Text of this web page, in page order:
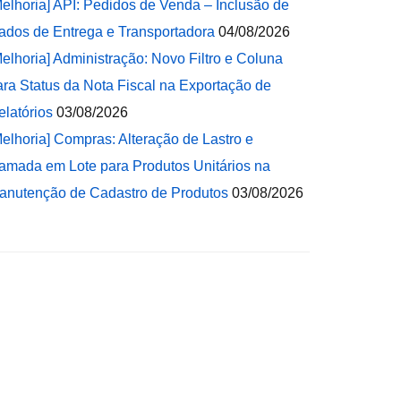
API: Pedidos de Venda – Inclusão de
de Entrega e Transportadora 04/08/2026
Administração: Novo Filtro e Coluna
Status da Nota Fiscal na Exportação de
03/08/2026
Compras: Alteração de Lastro e
em Lote para Produtos Unitários na
de Cadastro de Produtos 03/08/2026